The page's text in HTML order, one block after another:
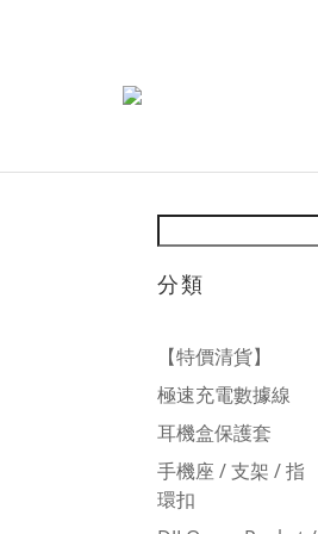
分類
【特價清貨】
極速充電數據線
耳機盒保護套
手機座 / 支架 / 指
環扣